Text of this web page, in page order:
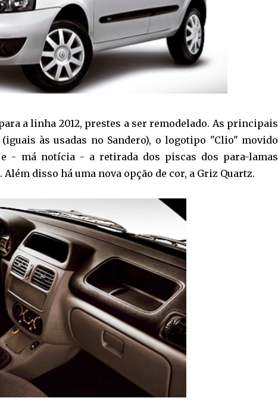
a linha 2012, prestes a ser remodelado. As principais
às usadas no Sandero), o logotipo "Clio" movido
- má notícia - a retirada dos piscas dos para-lamas
disso há uma nova opção de cor, a Griz Quartz.